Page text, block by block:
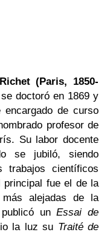
(Paris, 1850-
doctoró en 1869 y
de curso
profesor de
Su labor docente
se jubiló, siendo
trabajos científicos
fue el de la
más alejadas de la
publicó unEssai de
la luz su Traité de